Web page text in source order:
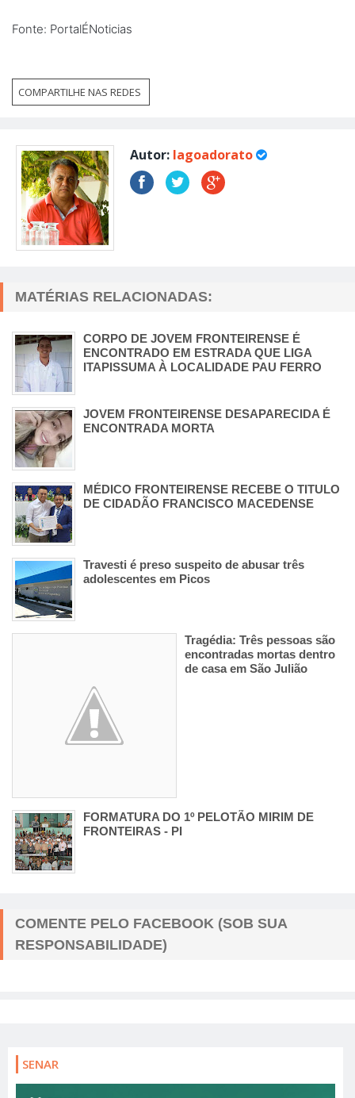
Fonte: PortalÉNoticias
COMPARTILHE NAS REDES
Autor: lagoadorato
MATÉRIAS RELACIONADAS:
CORPO DE JOVEM FRONTEIRENSE É
ENCONTRADO EM ESTRADA QUE LIGA
ITAPISSUMA À LOCALIDADE PAU FERRO
JOVEM FRONTEIRENSE DESAPARECIDA É
ENCONTRADA MORTA
MÉDICO FRONTEIRENSE RECEBE O TITULO
DE CIDADÃO FRANCISCO MACEDENSE
Travesti é preso suspeito de abusar três
adolescentes em Picos
Tragédia: Três pessoas são
encontradas mortas dentro
de casa em São Julião
FORMATURA DO 1º PELOTÃO MIRIM DE
FRONTEIRAS - PI
COMENTE PELO FACEBOOK (SOB SUA
RESPONSABILIDADE)
SENAR